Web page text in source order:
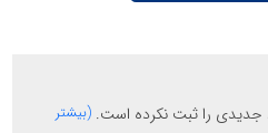
جدیدی را ثبت نکرده است. (بیشتر